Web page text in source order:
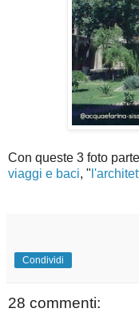
Con queste 3 foto
viaggi e baci, "
Condividi
28 commenti: